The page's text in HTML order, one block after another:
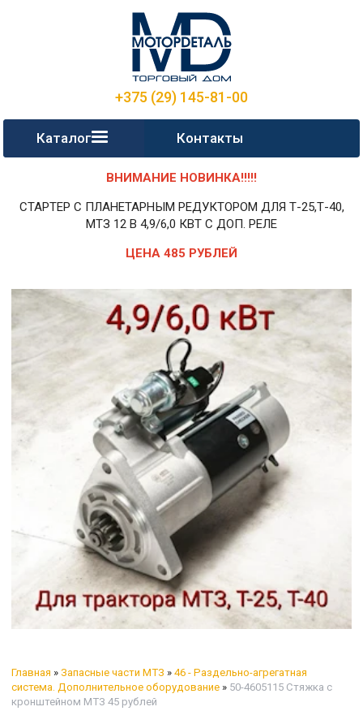
+375 (29) 145-81-00
Каталог Контакты
ВНИМАНИЕ НОВИНКА!!!!!
СТАРТЕР С ПЛАНЕТАРНЫМ РЕДУКТОРОМ ДЛЯ Т-25,Т-40,
МТЗ 12 В 4,9/6,0 КВТ С ДОП. РЕЛЕ
ЦЕНА 485 РУБЛЕЙ
Главная » Запасные части МТЗ » 46 - Раздельно-агрегатная
система. Дополнительное оборудование » 50-4605115 Стяжка с
кронштейном МТЗ 45 рублей